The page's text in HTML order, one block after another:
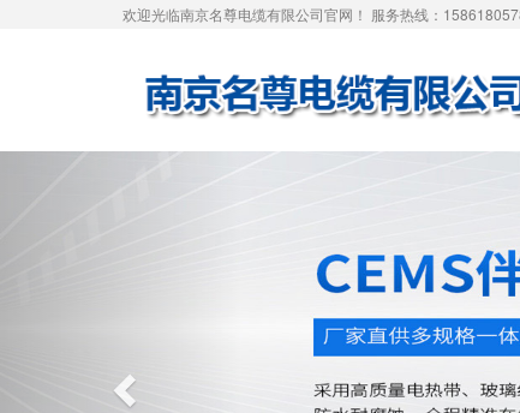
欢迎光临南京名尊电缆有限公司官网！ 服务热线：